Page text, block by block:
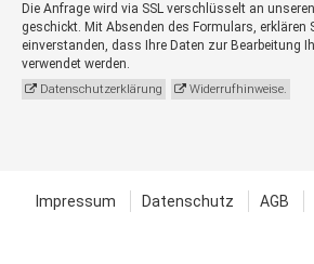
Die Anfrage wird via SSL verschlüsselt an
geschickt. Mit Absenden des Formulars, erklären
einverstanden, dass Ihre Daten zur Bearbeitung
verwendet werden.
Datenschutzerklärung Widerrufhinweise.
Impressum Datenschutz AGB